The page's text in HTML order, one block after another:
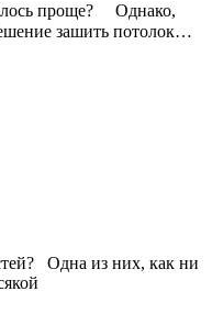
проще? ⠀ Однако,
зашить потолок…
из них, как ни